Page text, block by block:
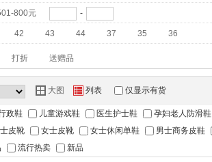
800元 -
42 43 44 37 35 36
打折 送赠品
Y 大图 Z 列表 仅显示有货
政鞋 儿童游戏鞋 医生护士鞋 孕妇老人防滑鞋
皮靴 女士皮靴 女士休闲单鞋 男士商务皮鞋
流行热卖 新品